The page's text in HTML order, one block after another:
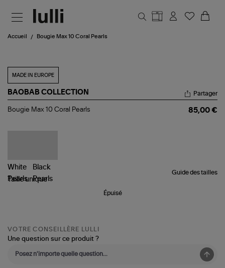
Accueil Bougie Max 10 Coral Pearls
MADE IN EUROPE
BAOBAB COLLECTION
Bougie
Partager
Bougie Max 10 Coral Pearls 85,00 €
Guide des tailles
Tailleunique
Épuisé
VOTRE CONSEILLÈRE LULLI
Une question sur ce produit ?